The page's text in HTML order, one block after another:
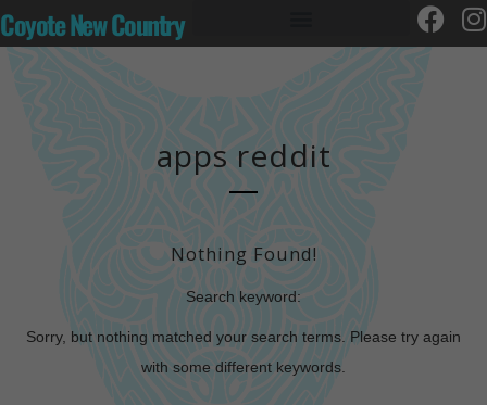
Coyote New Country
apps reddit
Nothing Found!
Search keyword:
Sorry, but nothing matched your search terms. Please try again
with some different keywords.